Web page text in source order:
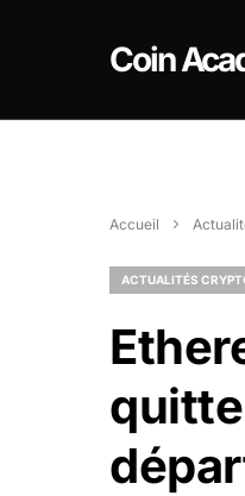
Coin
Accueil
ACTUALITÉS